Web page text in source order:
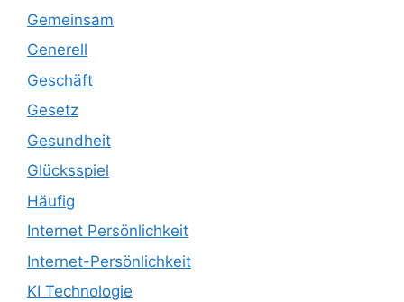
Gemeinsam
Generell
Geschäft
Gesetz
Gesundheit
Glücksspiel
Häufig
Internet Persönlichkeit
Internet-Persönlichkeit
KI Technologie